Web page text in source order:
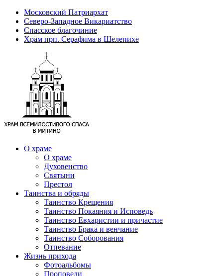
Московский Патриархат
Северо-Западное Викариатство
Спасское благочиние
Храм прп. Серафима в Шелепихе
О храме
О храме
Духовенство
Святыни
Престол
Таинства и обряды
Таинство Крещения
Таинство Покаяния и Исповедь
Таинство Евхаристии и причастие
Таинство Брака и венчание
Таинство Соборования
Отпевание
Жизнь прихода
Фотоальбомы
Проповеди